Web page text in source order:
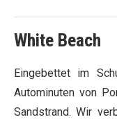
White Beach
Eingebettet im
Autominuten von
Sandstrand. Wir